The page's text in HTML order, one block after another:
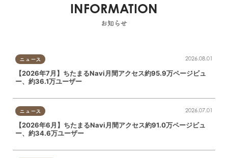
INFORMATION
お知らせ
ニュース 2026.08.01
【2026年7月】ちたまるNavi月間アクセス約95.9万ページビュ
ー、約36.1万ユーザー
ニュース 2026.07.01
【2026年6月】ちたまるNavi月間アクセス約91.0万ページビュ
ー、約34.6万ユーザー